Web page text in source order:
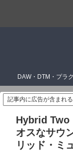
DAW・DTM・プラ
記事内に広告が含まれ
Hybrid Two
オスなサウ
リッド・ミ